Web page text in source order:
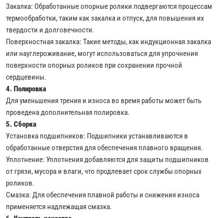
Закалка: Обработанные опорные ролики подвергаются процессам
термообработки, таким как закалка и отпуск, для повышения их
твердости и долговечности.
Поверхностная закалка: Такие методы, как индукционная закалка
или науглероживание, могут использоваться для упрочнения
поверхности опорных роликов при сохранении прочной
сердцевины.
4. Полировка
Для уменьшения трения и износа во время работы может быть
проведена дополнительная полировка.
5. Сборка
Установка подшипников: Подшипники устанавливаются в
обработанные отверстия для обеспечения плавного вращения.
Уплотнение: Уплотнения добавляются для защиты подшипников
от грязи, мусора и влаги, что продлевает срок службы опорных
роликов.
Смазка: Для обеспечения плавной работы и снижения износа
применяется надлежащая смазка.